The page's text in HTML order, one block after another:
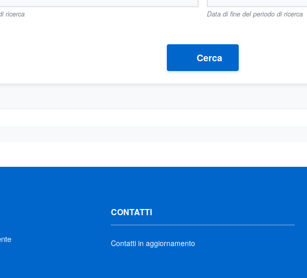
ricerca Data di fine del periodo di ricerca
Cerca
CONTATTI
Contatti in aggiornamento